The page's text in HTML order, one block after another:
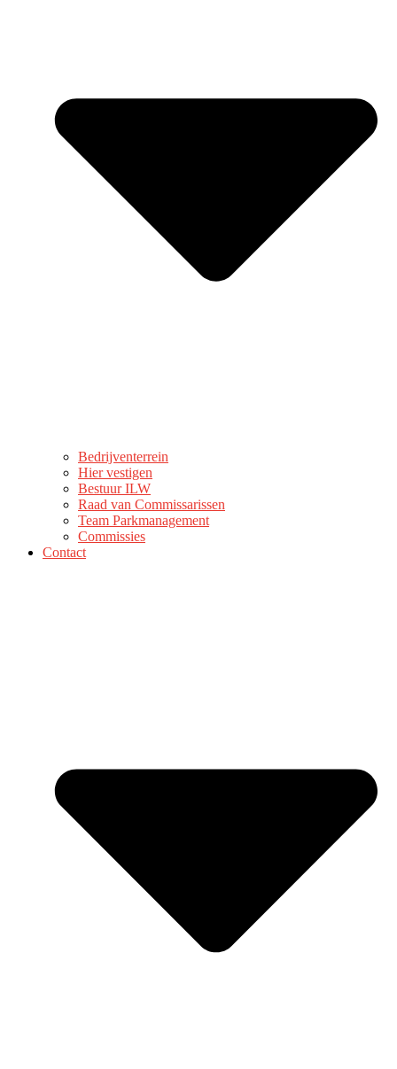
Bedrijventerrein
Hier vestigen
Bestuur ILW
Raad van Commissarissen
Team Parkmanagement
Commissies
Contact